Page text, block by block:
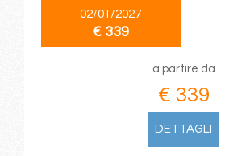
02/01/2027
€ 339
a partire da
€ 339
DETTAGLI